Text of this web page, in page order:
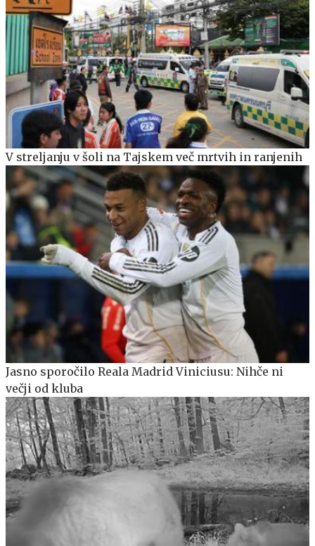
V streljanju v šoli na Tajskem več mrtvih in ranjenih
Jasno sporočilo Reala Madrid Viniciusu: Nihče ni
večji od kluba